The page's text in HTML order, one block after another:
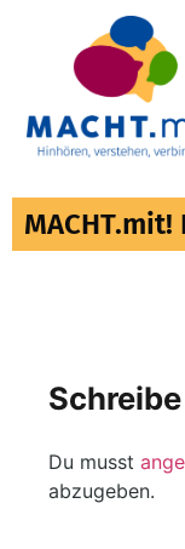
Du musst
abzugeben.